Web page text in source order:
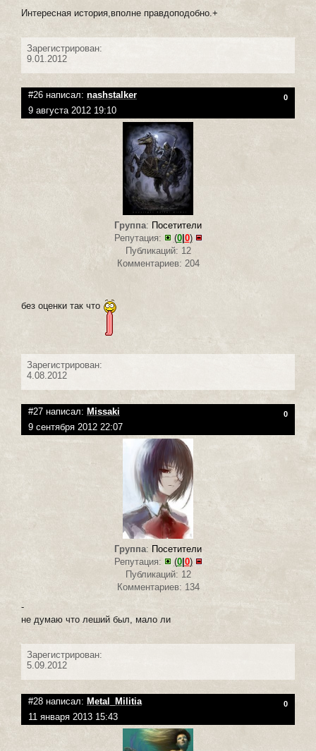
Интересная история,вполне правдоподобно.+
Зарегистрирован:
9.01.2012
#26 написал: nashstalker 0
9 августа 2012 19:10
Группа: Посетители
Репутация:
(0| 0)
Публикаций: 12
Комментариев: 204
без оценки так что
Зарегистрирован:
4.08.2012
#27 написал: Missaki 0
9 сентября 2012 22:07
Группа: Посетители
Репутация:
(0| 0)
Публикаций: 12
Комментариев: 134
-
не думаю что леший был, мало ли
Зарегистрирован:
5.09.2012
#28 написал: Metal_Militia 0
11 января 2013 15:43